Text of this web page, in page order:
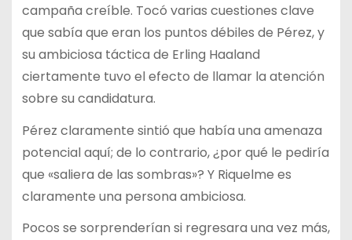
campaña creíble. Tocó varias cuestiones clave
que sabía que eran los puntos débiles de Pérez, y
su ambiciosa táctica de Erling Haaland
ciertamente tuvo el efecto de llamar la atención
sobre su candidatura.
Pérez claramente sintió que había una amenaza
potencial aquí; de lo contrario, ¿por qué le pediría
que «saliera de las sombras»? Y Riquelme es
claramente una persona ambiciosa.
Pocos se sorprenderían si regresara una vez más,